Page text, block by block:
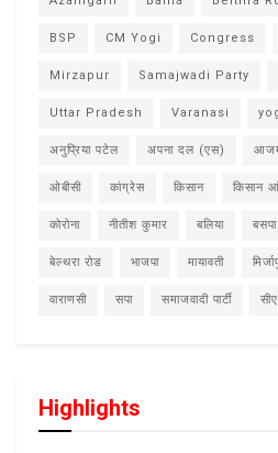
BSP CM Yogi Congress
Mirzapur Samajwadi Party
Uttar Pradesh Varanasi
अनुप्रिया पटेल अपना दल (एस)
ओबीसी कांग्रेस किसान किसान
कोरोना नीतीश कुमार बलिया बसपा
बेल्थरा रोड भाजपा मायावती
वाराणसी सपा समाजवादी पार्टी
Highlights